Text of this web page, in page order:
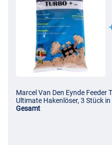
Marcel Van Den Eynde
Ultimate Hakenlöser, 3 Stück
Gesamt